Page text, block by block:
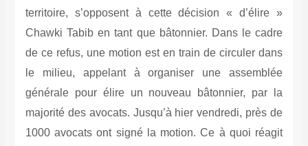
territoire, s’opposent à cette décision « d’élire »
Chawki Tabib en tant que bâtonnier. Dans le cadre
de ce refus, une motion est en train de circuler dans
le milieu, appelant à organiser une assemblée
générale pour élire un nouveau bâtonnier, par la
majorité des avocats. Jusqu’à hier vendredi, près de
1000 avocats ont signé la motion.Ce à quoi réagit